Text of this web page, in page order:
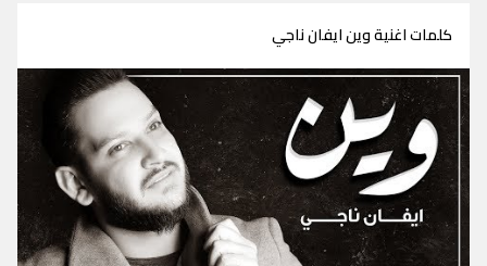
كلمات اغنية وين ايفان ناجي